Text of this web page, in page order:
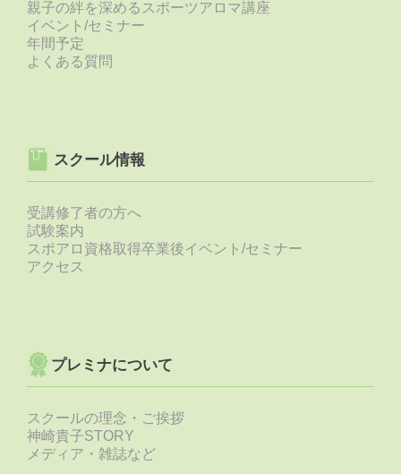
親子の絆を深めるスポーツアロマ講座
イベント/セミナー
年間予定
よくある質問
スクール情報
受講修了者の方へ
試験案内
スポアロ資格取得卒業後イベント/セミナー
アクセス
プレミナについて
スクールの理念・ご挨拶
神崎貴子STORY
メディア・雑誌など